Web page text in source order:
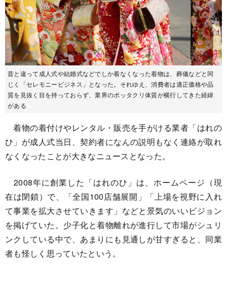
昔と違って成人式や結婚式などでしか着なくなった着物は、葬儀などと同
じく「セレモニービジネス」となった。それゆえ、消費者は適正価格や品
質を見抜く目を持っておらず、業界のボッタクリ体質が横行してきた経緯
がある
着物の着付けやレンタル・販売を手がける業者「はれの
ひ」が成人式当日、契約者になんの説明もなく連絡が取れ
なくなったことが大きなニュースとなった。
2008年に創業した「はれのひ」は、ホームページ（現
在は閉鎖）で、「全国100店舗展開」「上場を視野に入れ
て事業を拡大させていきます」などと景気のいいビジョン
を掲げていた。少子化と着物離れが進行して市場がシュリ
ンクしている中で、あまりにも見通しが甘すぎると、同業
者も怪しく思っていたという。